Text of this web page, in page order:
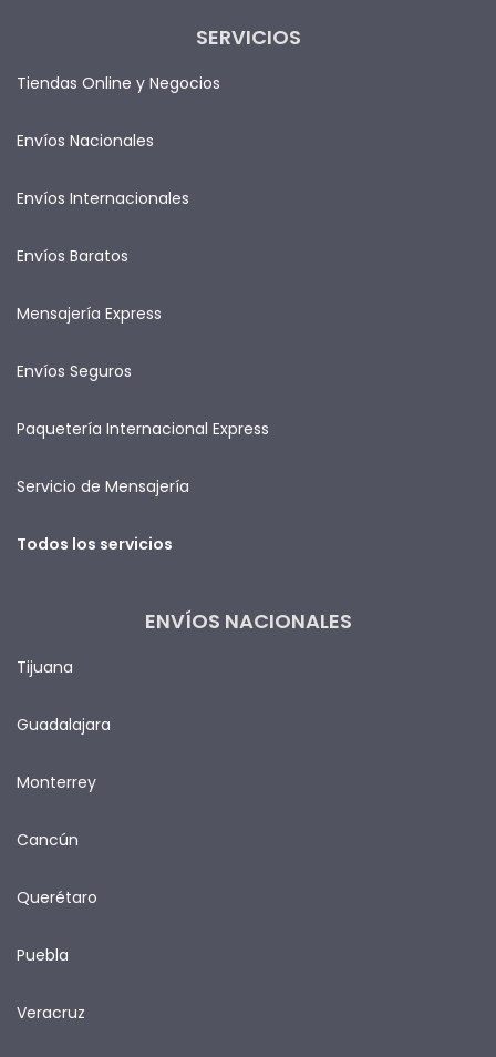
SERVICIOS
Tiendas Online y Negocios
Envíos Nacionales
Envíos Internacionales
Envíos Baratos
Mensajería Express
Envíos Seguros
Paquetería Internacional Express
Servicio de Mensajería
Todos los servicios
ENVÍOS NACIONALES
Tijuana
Guadalajara
Monterrey
Cancún
Querétaro
Puebla
Veracruz